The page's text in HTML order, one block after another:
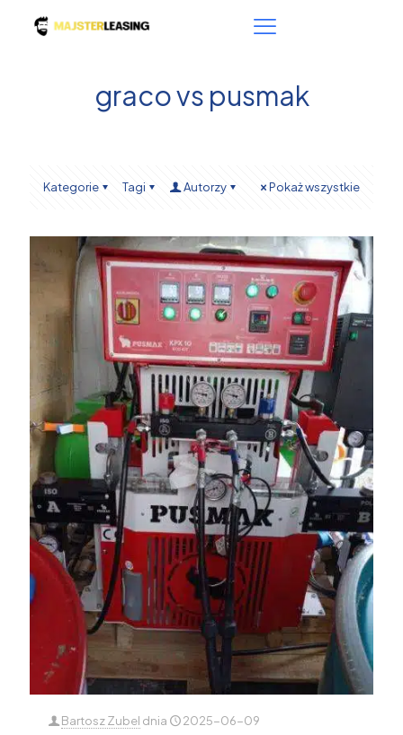
graco vs pusmak
Kategorie Tagi Autorzy Pokaż wszystkie
Bartosz Zubel dnia 2025-06-09